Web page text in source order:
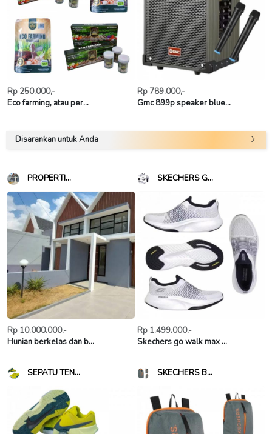
Rp 250.000,-
Eco farming, atau per...
Rp 789.000,-
Gmc 899p speaker blue...
Disarankan untuk Anda
PROPERTI...
Rp 10.000.000,-
Hunian berkelas dan b...
SKECHERS G...
Rp 1.499.000,-
Skechers go walk max ...
SEPATU TEN... SKECHERS B...